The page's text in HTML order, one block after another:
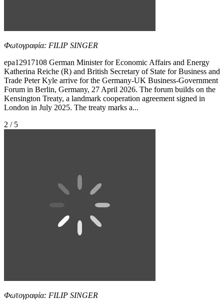
Φωτογραφία: FILIP SINGER
epa12917108 German Minister for Economic Affairs and Energy
Katherina Reiche (R) and British Secretary of State for Business and
Trade Peter Kyle arrive for the Germany-UK Business-Government
Forum in Berlin, Germany, 27 April 2026. The forum builds on the
Kensington Treaty, a landmark cooperation agreement signed in
London in July 2025. The treaty marks a...
2 / 5
Φωτογραφία: FILIP SINGER